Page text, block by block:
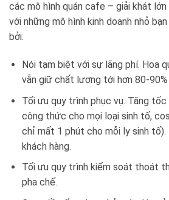
các mô hình quán cafe – giải khát
với những mô hình kinh doanh nhỏ
bởi:
Nói tạm biệt với sự lãng phí. Hoa
vẫn giữ chất lượng tới hơn 80-
Tối ưu quy trình phục vụ. Tăng
công thức cho mọi loại sinh tố,
chỉ mất 1 phút cho mỗi ly sinh tố).
khách hàng.
Tối ưu quy trình kiểm soát thoát
pha chế.